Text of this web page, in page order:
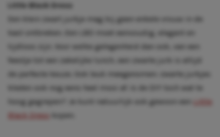
Little Black Dress
Een klein zwart jurkje mag bij geen enkele vrouw in de
kast ontbreken. Een LBD moet eenvoudig, elegant en
tijdloos zijn. Voor welke gelegenheid dan ook, van een
feestje tot een zakelijke lunch, een zwarte jurk is altijd
de perfecte keuze. Ook leuk meegenomen: zwarte jurkjes
kleden ook nog eens heel mooi af. Is de DIY toch wat te
hoog gegrepen? Je kunt natuurlijk ook gewoon een
Little
Black Dress
kopen.